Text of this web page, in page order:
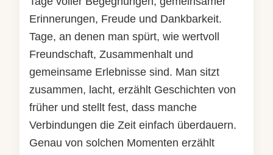
Erinnerungen, Freude und Dankbarkeit.
Tage, an denen man spürt, wie wertvoll
Freundschaft, Zusammenhalt und
gemeinsame Erlebnisse sind. Man sitzt
zusammen, lacht, erzählt Geschichten von
früher und stellt fest, dass manche
Verbindungen die Zeit einfach überdauern.
Genau von solchen Momenten erzählt